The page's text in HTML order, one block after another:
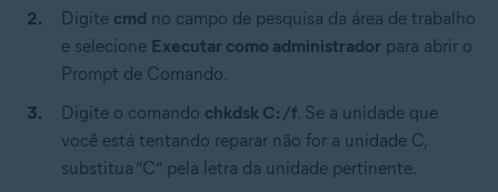
Digite cmd no campo de pesquisa da área de trabalho
e selecione Executar como administrador para abrir o
Prompt de Comando.
Digite o comando chkdsk C: /f. Se a unidade que
você está tentando reparar não for a unidade C,
substitua “C” pela letra da unidade pertinente.